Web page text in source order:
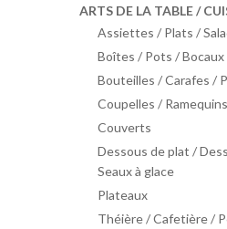
ARTS DE LA TABLE /
Assiettes / Plats /
Boîtes / Pots / Bocaux
Bouteilles / Carafes /
Coupelles / Ramequins
Couverts
Dessous de plat /
Seaux à glace
Plateaux
Théière / Cafetière /